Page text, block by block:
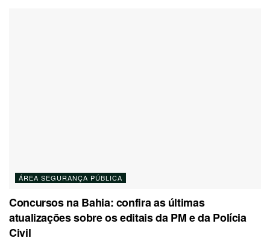
ÁREA SEGURANÇA PÚBLICA
Concursos na Bahia: confira as últimas
atualizações sobre os editais da PM e da Polícia
Civil